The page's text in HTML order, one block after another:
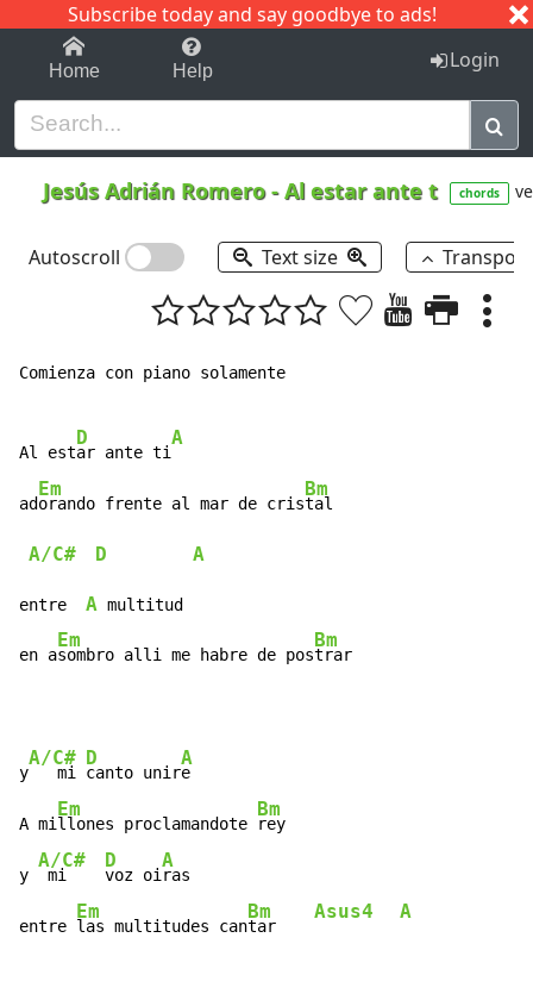
Subscribe today and say goodbye to ads!
1-9 C I J
Home Help Login
Jesús Adrián Romero-Al estar ante t chords
Autoscroll Text size
Comienza con piano solamente
Al est
D
ar ante ti
A
ad
Em
orando frente al mar de cris
Bm
tal
A/C# D A
entre A multitud
en a
Em
sombro alli me habre de pos
Bm
trar
y
A/C#
   mi
D
canto unir
A
e
A mi
Em
llones proclamandote
Bm
rey
y
A/C#
mi
D
voz oi
A
ras
entre
Em
las multitudes can
Bm
tar
Asus4 A